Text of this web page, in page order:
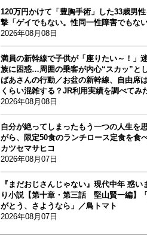
120万円かけて「豊胸手術」した33歳男
撃「ゲイでもない。性同一性障害でもない
2026年08月08日
満員の新幹線で子供が「座りたい～！」
族に困惑…周囲の乗客が内心“スカッ”と
ばあさんの行動／お盆の新幹線、自由席
くらい混雑する？JR利用実績を調べてみ
2026年08月08日
自分が絶ってしまったもう一つの人生を
がら、限定50食のランチロース定食を食
カツセマサヒコ
2026年08月07日
『まだおじさんじゃない』現代中年 惑い
り小説【第十章・第三話 堅山賢一編】
がとう、さようなら」／鳥トマト
2026年08月07日